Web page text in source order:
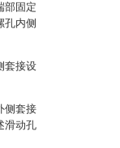
部固定
孔内侧
套接设
侧套接
滑动孔